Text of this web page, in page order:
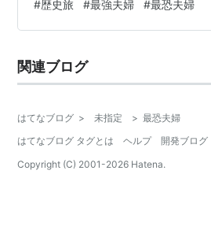
夫妻ひとり撮影会 について書いて
て筆者のスマートフォンで撮影し
換期、清州 夫妻、撮影の儀 アクセ
ス 見どころ 濃姫＞＞（…
#歴史旅 #最強夫婦 #最恐夫婦
関連ブログ
はてなブログ > 未指定 > 最恐夫婦
はてなブログ タグとは
ヘルプ 開発ブログ
Copyright (C) 2001-2026 Hatena.